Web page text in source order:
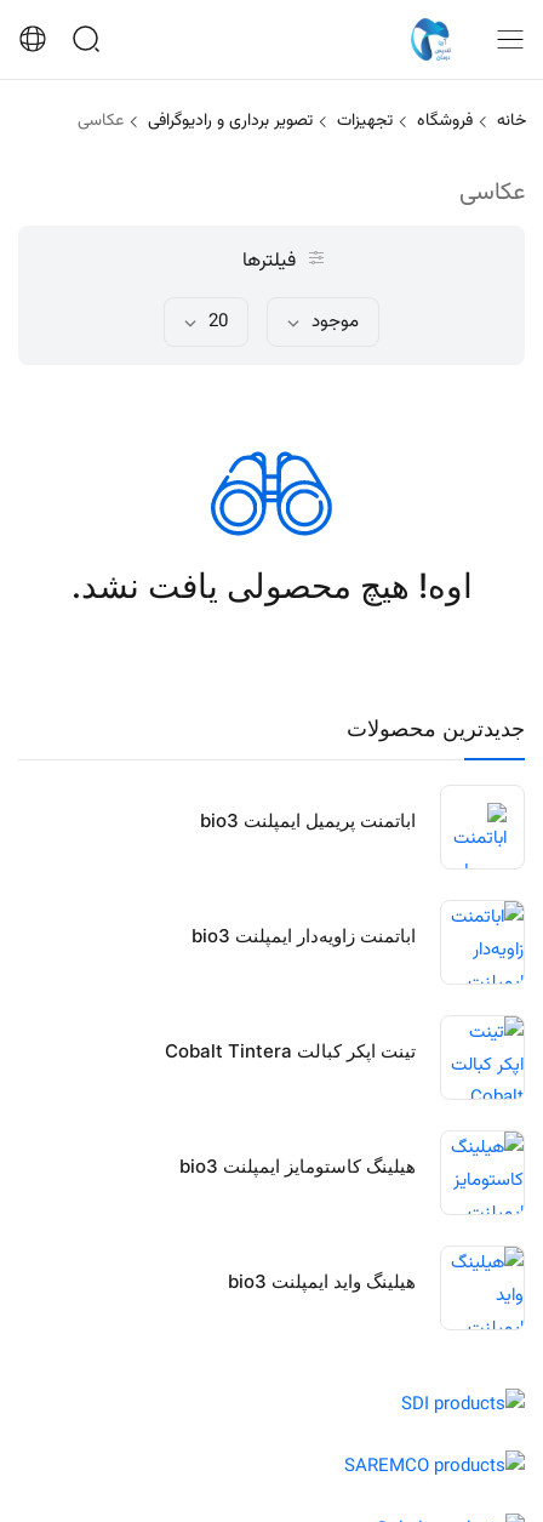
خانه فروشگاه تجهیزات تصویر برداری و رادیوگرافی عکاسی
جدیدترین محصولات
اباتمنت پریمیل ایمپلنت bio3
اباتمنت زاویه‌دار ایمپلنت bio3
تینت اپکر کبالت Cobalt Tintera
هیلینگ کاستومایز ایمپلنت bio3
هیلینگ واید ایمپلنت bio3
عکاسی
فیلترها
موجود 20
اوه! هیچ محصولی یافت نشد.